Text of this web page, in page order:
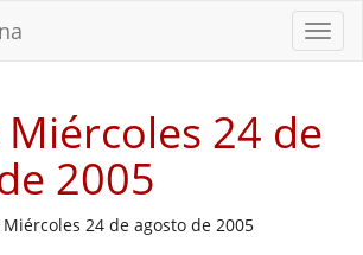
Menu
24 de
2005
24 de agosto de 2005